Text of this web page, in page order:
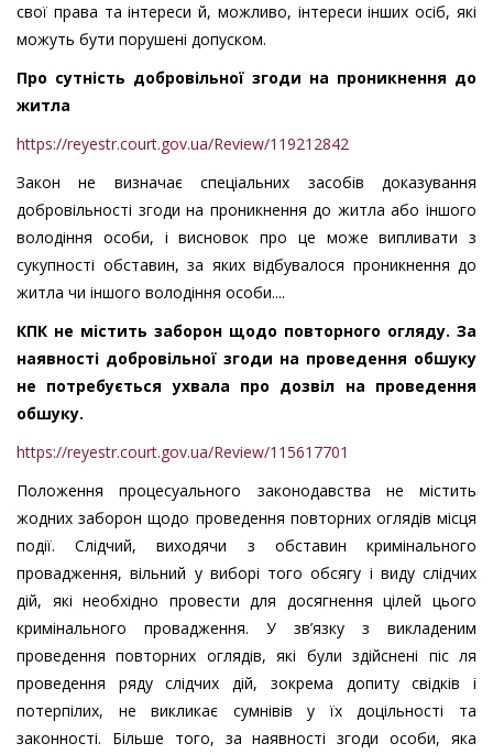
свої права та інтереси й, можливо, інтереси інших осіб, які
можуть бути порушені допуском.
Про сутність добровільної згоди на проникнення до
житла
https://reyestr.court.gov.ua/Review/119212842
Закон не визначає спеціальних засобів доказування
добровільності згоди на проникнення до житла або іншого
володіння особи, і висновок про це може випливати з
сукупності обставин, за яких відбувалося проникнення до
житла чи іншого володіння особи....
КПК не містить заборон щодо повторного огляду. За
наявності добровільної згоди на проведення обшуку
не потребується ухвала про дозвіл на проведення
обшуку.
https://reyestr.court.gov.ua/Review/115617701
Положення процесуального законодавства не містить
жодних заборон щодо проведення повторних оглядів місця
події. Слідчий, виходячи з обставин кримінального
провадження, вільний у виборі того обсягу і виду слідчих
дій, які необхідно провести для досягнення цілей цього
кримінального провадження. У зв’язку з викладеним
проведення повторних оглядів, які були здійснені піс ля
проведення ряду слідчих дій, зокрема допиту свідків і
потерпілих, не викликає сумнівів у їх доцільності та
законності. Більше того, за наявності згоди особи, яка